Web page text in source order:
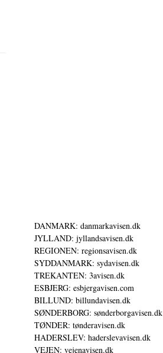
DANMARK: danmarkavisen.dk
JYLLAND: jyllandsavisen.dk
REGIONEN: regionsavisen.dk
SYDDANMARK: sydavisen.dk
TREKANTEN: 3avisen.dk
ESBJERG: esbjergavisen.com
BILLUND: billundavisen.dk
SØNDERBORG: sønderborgavisen.dk
TØNDER: tønderavisen.dk
HADERSLEV: haderslevavisen.dk
VEJEN: vejenavisen.dk